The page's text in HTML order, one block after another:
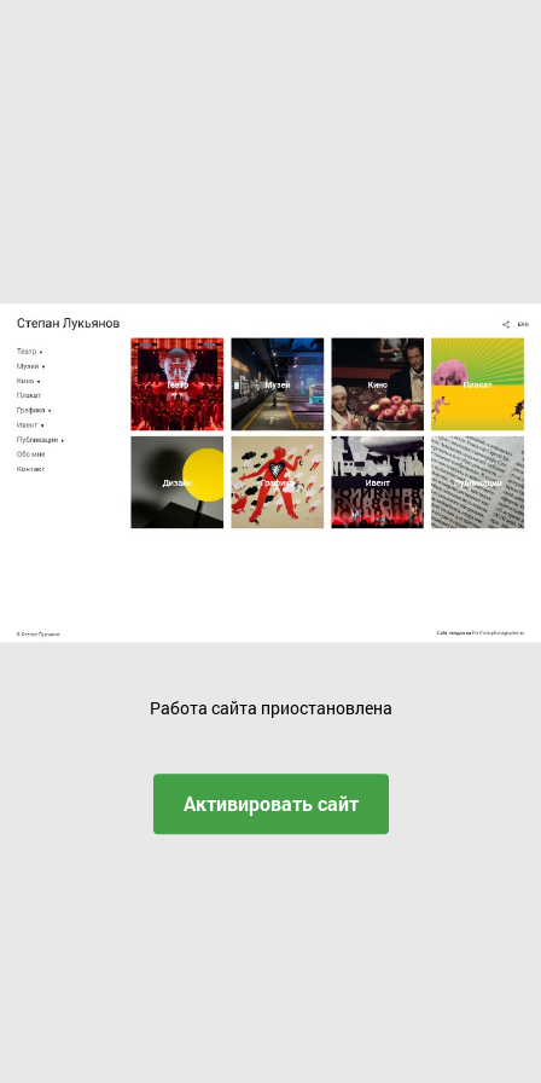
Работа сайта приостановлена
Активировать сайт